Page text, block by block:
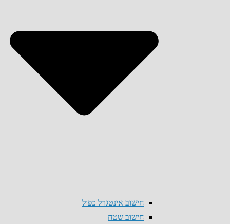
חישוב אינטגרל כפול
חישוב שטח